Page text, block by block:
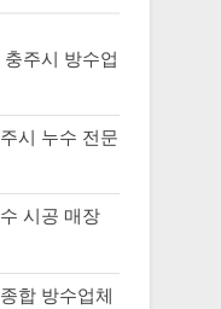
주시 방수업
시 누수 전문
시공 매장
합 방수업체